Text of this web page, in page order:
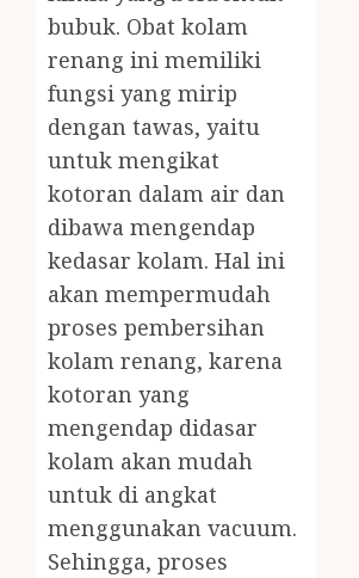
bubuk. Obat kolam
renang ini memiliki
fungsi yang mirip
dengan tawas, yaitu
untuk mengikat
kotoran dalam air dan
dibawa mengendap
kedasar kolam. Hal ini
akan mempermudah
proses pembersihan
kolam renang, karena
kotoran yang
mengendap didasar
kolam akan mudah
untuk di angkat
menggunakan vacuum.
Sehingga, proses